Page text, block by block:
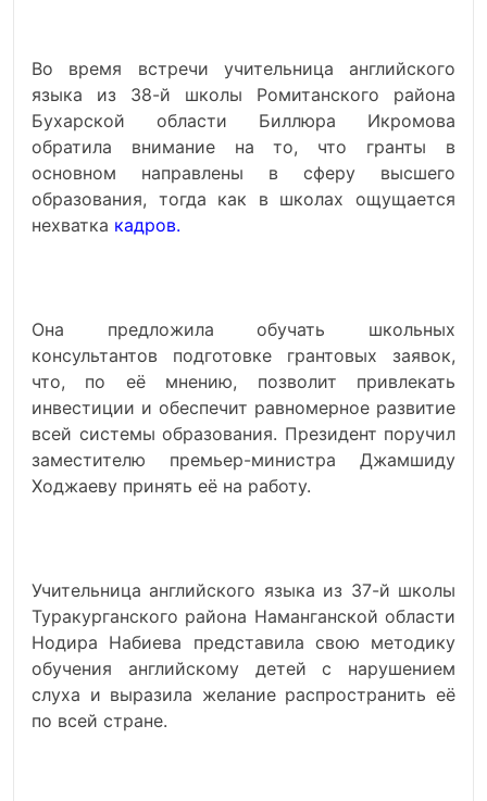
Во время встречи учительница английского
языка из 38-й школы Ромитанского района
Бухарской области Биллюра Икромова
обратила внимание на то, что гранты в
основном направлены в сферу высшего
образования, тогда как в школах ощущается
нехватка кадров.
Она предложила обучать школьных
консультантов подготовке грантовых заявок,
что, по её мнению, позволит привлекать
инвестиции и обеспечит равномерное развитие
всей системы образования. Президент поручил
заместителю премьер-министра Джамшиду
Ходжаеву принять её на работу.
Учительница английского языка из 37-й школы
Туракурганского района Наманганской области
Нодира Набиева представила свою методику
обучения английскому детей с нарушением
слуха и выразила желание распространить её
по всей стране.